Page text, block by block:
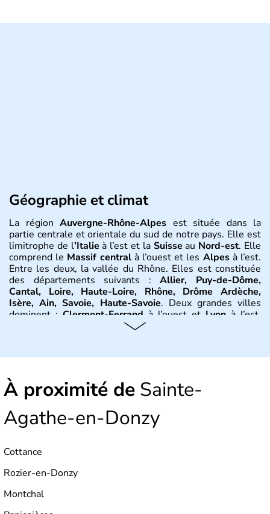
Géographie et climat
La région Auvergne-Rhône-Alpes est située dans la
partie centrale et orientale du sud de notre pays. Elle est
limitrophe de l’Italie à l’est et la Suisse au Nord-est. Elle
comprend le Massif centralà l’ouest et les Alpesà l’est.
Entre les deux, la vallée du Rhône. Elles est constituée
des départements suivants :Allier, Puy-de-Dôme,
Cantal, Loire, Haute-Loire, Rhône, Drôme Ardèche,
Isère, Ain, Savoie, Haute-Savoie. Deux grandes villes
dominent : Clermont-Ferrand à l’ouest et Lyon à l’est.
D’autres villes ont une réelle importance dans la région
exemple. La région est bordée au Nord-Est par le climat
Sud-Est par le climat méditerranéen.
Histoire et administration
Auvergne
doit son nom au peuple gaulois des
lors de la
avant J.-C. On trouve de nombreux vestiges dans la
région, dont 200 km d’aqueducs, ou encore les
antiques
siècle, le Rhône sert de limite entre le royaume de France
À proximité de Sainte-
Agathe-en-Donzy
Cottance
Rozier-en-Donzy
Montchal